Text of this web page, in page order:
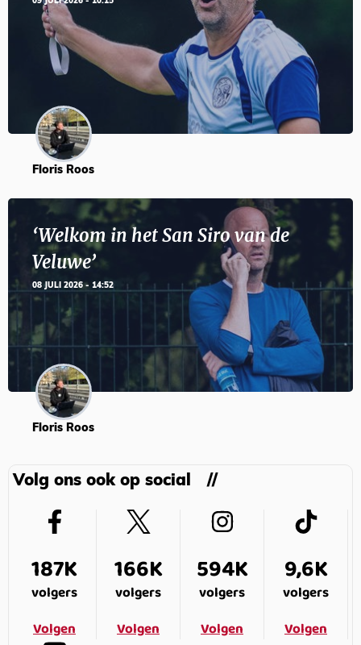
Floris Roos
‘Welkom in het San Siro van de
Veluwe’
08 JULI 2026 - 14:52
Floris Roos
Volg ons ook op social
187K
volgers
Volgen
166K
volgers
Volgen
594K
volgers
Volgen
9,6K
volgers
Volgen